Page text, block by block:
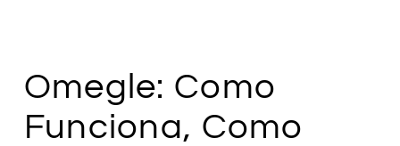
Omegle: Como
Funciona, Como